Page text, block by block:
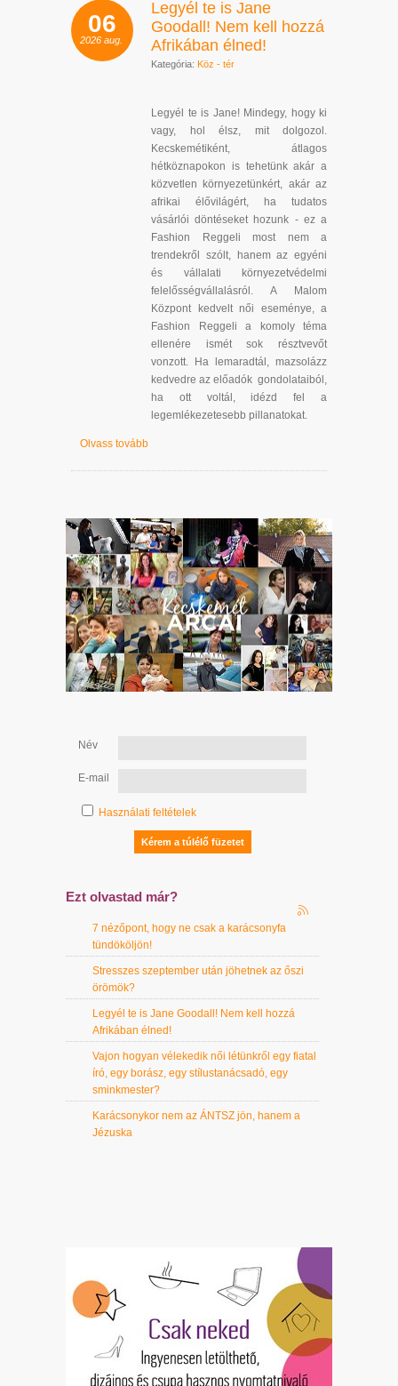
06
2026 aug.
Legyél te is Jane
Goodall! Nem kell hozzá
Afrikában élned!
Kategória: Köz - tér
Legyél te is Jane! Mindegy, hogy ki
vagy, hol élsz, mit dolgozol.
Kecskemétiként, átlagos
hétköznapokon is tehetünk akár a
közvetlen környezetünkért, akár az
afrikai élővilágért, ha tudatos
vásárlói döntéseket hozunk - ez a
Fashion Reggeli most nem a
trendekről szólt, hanem az egyéni
és vállalati környezetvédelmi
felelősségvállalásról. A Malom
Központ kedvelt női eseménye, a
Fashion Reggeli a komoly téma
ellenére ismét sok résztvevőt
vonzott. Ha lemaradtál, mazsolázz
kedvedre az előadók gondolataiból,
ha ott voltál, idézd fel a
legemlékezetesebb pillanatokat.
Olvass tovább
Név
E-mail
Használati feltételek
Ezt olvastad már?
7 nézőpont, hogy ne csak a karácsonyfa
tündököljön!
Stresszes szeptember után jöhetnek az őszi
örömök?
Legyél te is Jane Goodall! Nem kell hozzá
Afrikában élned!
Vajon hogyan vélekedik női létünkről egy fiatal
író, egy borász, egy stílustanácsadó, egy
sminkmester?
Karácsonykor nem az ÁNTSZ jön, hanem a
Jézuska